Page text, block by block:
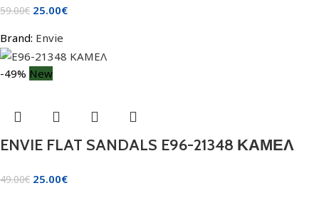
59.00€ 25.00€
Brand: Envie
-49% New
ENVIE FLAT SANDALS E96-21348 ΚΑΜΕΛ
49.00€ 25.00€